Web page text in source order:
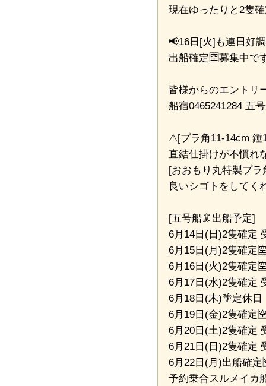
現在ゆったりと2隻
📢16日[火]も連日好
出船確定🈳募集中で
皆様からのエントリ
船宿0465241284 五
⚠[プラ角11-14cm 錘
直結仕掛けが不慣れ
[おおもり丸特製プ
良いシゴトをしてく
[五号船🦑出船予定]
6月14日(日)2隻確定
6月15日(月)2隻確定
6月16日(火)2隻確定
6月17日(水)2隻確定
6月18日(木)🌴定休日
6月19日(金)2隻確定
6月20日(土)2隻確定
6月21日(日)2隻確定
6月22日(月)出船確定
予約乗合スルメイカ